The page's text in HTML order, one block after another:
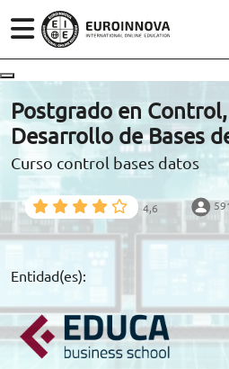
ÁREAS
ESTUDIOS
CONOCE EUROINNOVA
BECAS Y FINANCIACIÓN
RECURSOS EDUCATIVOS
ARTÍCULOS
(+34)958 050 200 (gratuito en
900 831 200
formacion@euroinnova.com
TRABAJA CON NOSOTROS
Postgrado en
Desarrollo de Bases
Curso control bases datos
4,6
Entidad(es):